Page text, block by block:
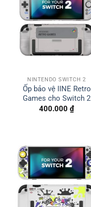
NINTENDO SWITCH 2
Ốp bảo vệ IINE Retro
Games cho Switch 2
400.000 ₫